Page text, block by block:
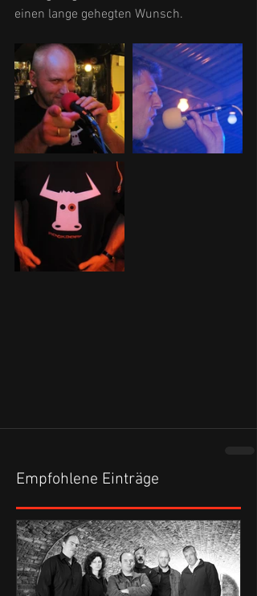
einen lange gehegten Wunsch.
Empfohlene Einträge